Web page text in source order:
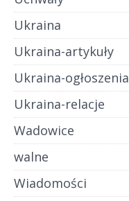
Ukraina
Ukraina-artykuły
Ukraina-ogłoszenia
Ukraina-relacje
Wadowice
walne
Wiadomości